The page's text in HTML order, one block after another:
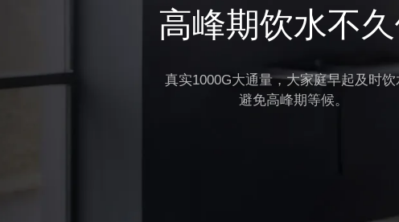
高峰期饮水不
真实1000G大通量，大家庭早起及时饮
避免高峰期等候。